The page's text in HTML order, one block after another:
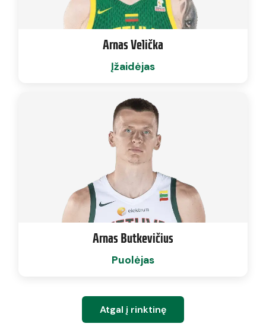
Arnas Velička
Įžaidėjas
Arnas Butkevičius
Puolėjas
Atgal į rinktinę